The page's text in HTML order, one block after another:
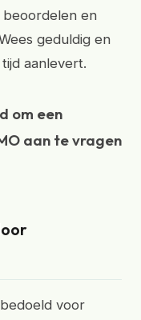
beoordelen en
geduldig en
aanlevert.
om een
aan te vragen
voor